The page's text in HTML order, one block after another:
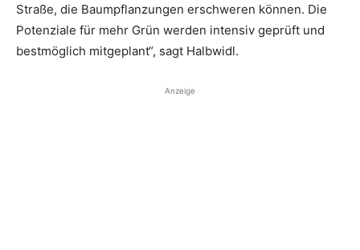
Straße, die Baumpflanzungen erschweren können. Die
Potenziale für mehr Grün werden intensiv geprüft und
bestmöglich mitgeplant“, sagt Halbwidl.
Anzeige